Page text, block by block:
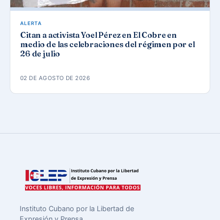
ALERTA
Citan a activista Yoel Pérez en El Cobre en
medio de las celebraciones del régimen por el
26 de julio
02 DE AGOSTO DE 2026
Instituto Cubano por la Libertad de